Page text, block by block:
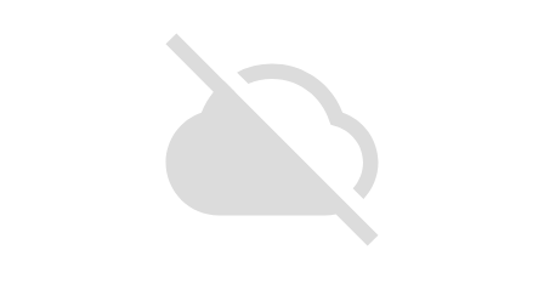
Autoutilitare
Alte tipuri vehicule